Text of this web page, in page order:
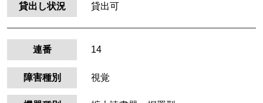
貸出し状況 貸出可
連番 14
障害種別 視覚